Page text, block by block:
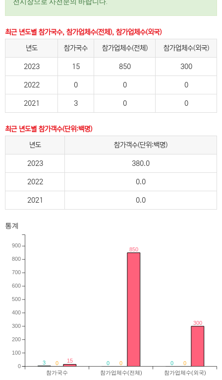
최근 년도별 참가국수, 참가업체수(전체), 참가업체수(외국)
년도
참가국수 참가업체수(전체) 참가업체수(외국)
2023 15 850 300
2022 0 0 0
2021 3 0 0
최근 년도별 참가객수(단위:백명)
년도
참가객수(단위:백명)
2023 380.0
2022 0.0
2021 0.0
통계
3 0 0
0 0 0
15
850
300
참가국수 참가업체수(전체) 참가업체수(외국)
0
100
200
300
400
500
600
700
800
900